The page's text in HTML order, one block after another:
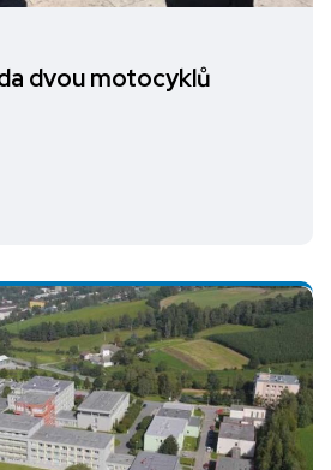
dvou motocyklů